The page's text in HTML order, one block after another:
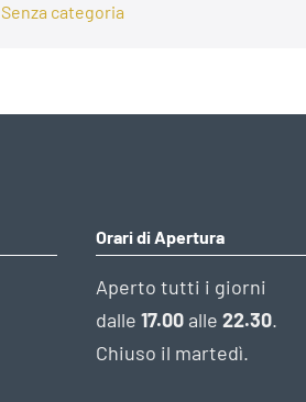
Senza categoria
Orari di Apertura
Aperto tutti i giorni
dalle17.00 alle22.30.
Chiuso il martedì.